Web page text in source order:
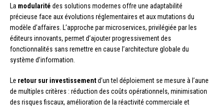
La modularité des solutions modernes offre une adaptabilité
précieuse face aux évolutions réglementaires et aux mutations du
modèle d’affaires. L’approche par microservices, privilégiée par les
éditeurs innovants, permet d’ajouter progressivement des
fonctionnalités sans remettre en cause l’architecture globale du
système d’information.
Le retour sur investissementd’un tel déploiement se mesure à l’aune
de multiples critères : réduction des coûts opérationnels, minimisation
des risques fiscaux, amélioration de la réactivité commerciale et